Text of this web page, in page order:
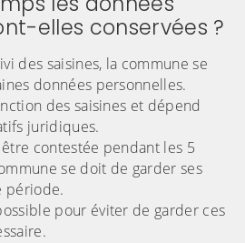
elles conservées ?
des saisines, la commune se
données personnelles.
des saisines et dépend
juridiques.
contestée pendant les 5
se doit de garder ses
période.
pour éviter de garder ces